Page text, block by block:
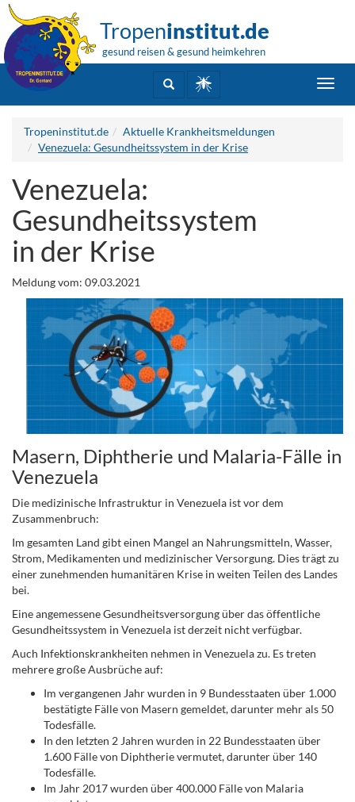
Tropeninstitut.de
gesund reisen & gesund heimkehren
Tropeninstitut.de
Aktuelle Krankheitsmeldungen
Venezuela: Gesundheitssystem in der Krise
Venezuela:
Gesundheitssystem
in der Krise
Meldung vom: 09.03.2021
Masern, Diphtherie und Malaria-Fälle in
Venezuela
Die medizinische Infrastruktur in Venezuela ist vor dem
Zusammenbruch:
Im gesamten Land gibt einen Mangel an Nahrungsmitteln, Wasser,
Strom, Medikamenten und medizinischer Versorgung. Dies trägt zu
einer zunehmenden humanitären Krise in weiten Teilen des Landes
bei.
Eine angemessene Gesundheitsversorgung über das öffentliche
Gesundheitssystem in Venezuela ist derzeit nicht verfügbar.
Auch Infektionskrankheiten nehmen in Venezuela zu. Es treten
mehrere große Ausbrüche auf:
Im vergangenen Jahr wurden in 9 Bundesstaaten über 1.000
bestätigte Fälle von Masern gemeldet, darunter mehr als 50
Todesfälle.
In den letzten 2 Jahren wurden in 22 Bundesstaaten über
1.600 Fälle von Diphtherie vermutet, darunter über 140
Todesfälle.
Im Jahr 2017 wurden über 400.000 Fälle von Malaria